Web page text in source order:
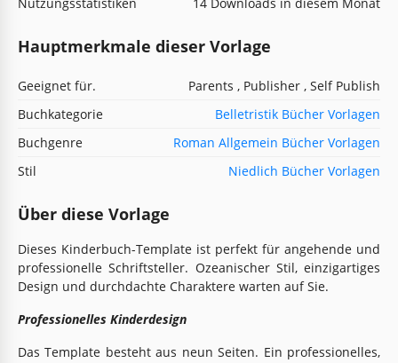
Hauptmerkmale dieser Vorlage
Geeignet für.
Parents , Publisher , Self Publish
Buchkategorie
Belletristik Bücher Vorlagen
Buchgenre
Roman Allgemein Bücher Vorlagen
Stil
Niedlich Bücher Vorlagen
Über diese Vorlage
Dieses Kinderbuch-Template ist perfekt für angehende und
professionelle Schriftsteller. Ozeanischer Stil, einzigartiges
Design und durchdachte Charaktere warten auf Sie.
Professionelles Kinderdesign
Das Template besteht aus neun Seiten. Ein professionelles,